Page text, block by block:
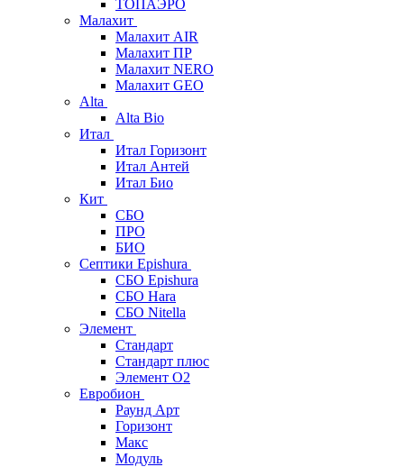
ТОПАЭРО
Малахит
Малахит AIR
Малахит ПР
Малахит NERO
Малахит GEO
Alta
Alta Bio
Итал
Итал Горизонт
Итал Антей
Итал Био
Кит
СБО
ПРО
БИО
Септики Epishura
СБО Epishura
СБО Hara
СБО Nitella
Элемент
Стандарт
Стандарт плюс
Элемент О2
Евробион
Раунд Арт
Горизонт
Макс
Модуль